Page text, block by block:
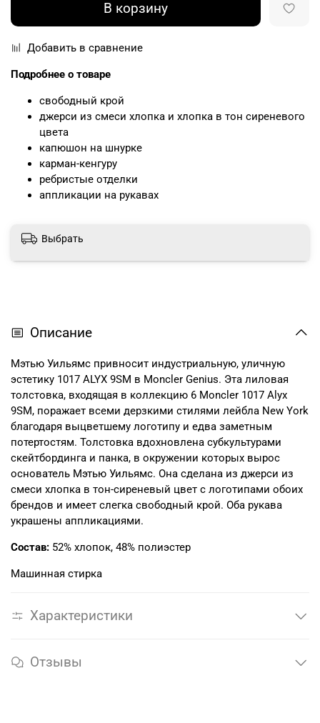
В корзину
Добавить в сравнение
Подробнее о товаре
свободный крой
джерси из смеси хлопка и хлопка в тон сиреневого
цвета
капюшон на шнурке
карман-кенгуру
ребристые отделки
аппликации на рукавах
Выбрать
Описание
Мэтью Уильямс привносит индустриальную, уличную
эстетику 1017 ALYX 9SM в Moncler Genius. Эта лиловая
толстовка, входящая в коллекцию 6 Moncler 1017 Alyx
9SM, поражает всеми дерзкими стилями лейбла New York
благодаря выцветшему логотипу и едва заметным
потертостям. Толстовка вдохновлена субкультурами
скейтбординга и панка, в окружении которых вырос
основатель Мэтью Уильямс. Она сделана из джерси из
смеси хлопка в тон-сиреневый цвет с логотипами обоих
брендов и имеет слегка свободный крой. Оба рукава
украшены аппликациями.
Состав: 52% хлопок, 48% полиэстер
Машинная стирка
Характеристики
Отзывы